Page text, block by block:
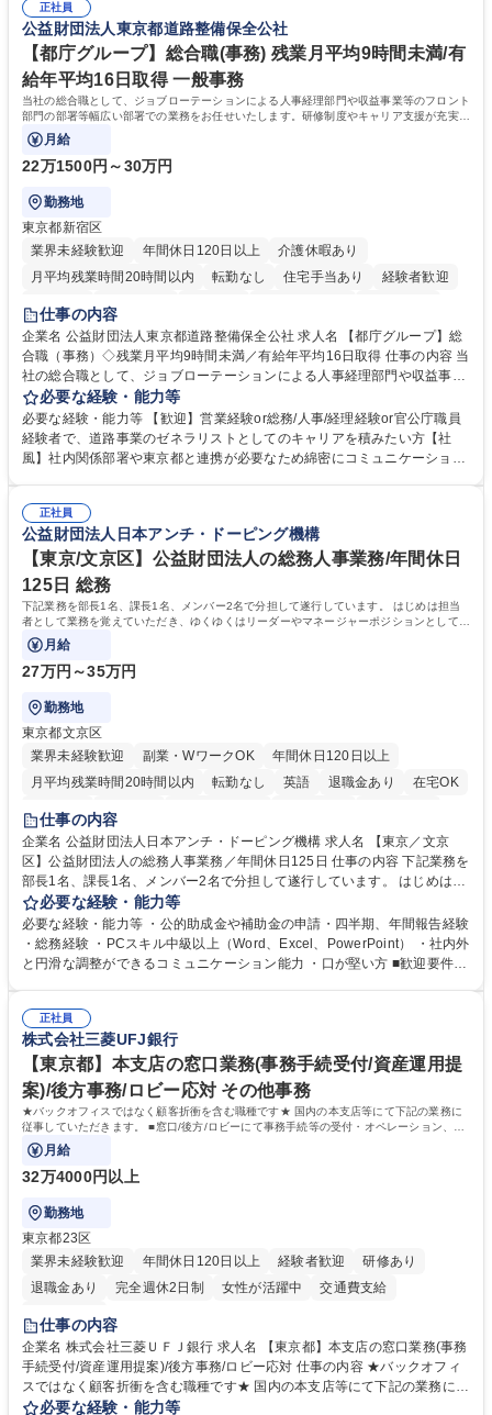
幅広い業務の体得が可能で、多様なキャリアパスを描くことも可能です。
募集職種 【総務】未経験歓迎◎/リモート可/世界で唯一の事業/福利厚生◎/
再雇用有
対処できる・新しいことに興味関心がある 【魅力】■自己啓発支援：資格
取得や通信教育など費用の80%（年間25万円まで）を補助 ■住宅手当：家
賃の50%（月額7万円まで）を補助 学歴・資格 学歴：大学院 大学 語学
力： 資格：
正社員
公益財団法人東京都道路整備保全公社
【都庁グループ】総合職(事務) 残業月平均9時間未満/有
給年平均16日取得 一般事務
当社の総合職として、ジョブローテーションによる人事経理部門や収益事業等のフロント
部門の部署等幅広い部署での業務をお任せいたします。研修制度やキャリア支援が充実し
ております！ ※下記業務詳細
月給
22万1500円～30万円
勤務地
東京都新宿区
業界未経験歓迎
年間休日120日以上
介護休暇あり
月平均残業時間20時間以内
転勤なし 住宅手当あり
経験者歓迎
研修あり
退職金あり
駅近5分以内
資格取得手当あり 食事補助あり
仕事の内容
企業名 公益財団法人東京都道路整備保全公社 求人名 【都庁グループ】総
合職（事務）◇残業月平均9時間未満／有給年平均16日取得 仕事の内容 当
社の総合職として、ジョブローテーションによる人事経理部門や収益事業
等のフロント部門の部署等幅広い部署での業務をお任せいたします。研修
制度やキャリア支援が充実しております！ ※下記業務詳細 【業務詳細】■
管理部門：広報、人事、経理など当公社の運営に係る管理業務 ■収益部
門：駐車場の新規開拓、管理運営、新宿駅西口広場の「イベントコーナ
道路施設や道路工事現場の見学ツアー事業 ※入社後は上記いずれかの部門
へ配属。※業務内容変更の範囲：会社の定める業務 募集職種 【都庁グル
ープ】総合職（事務）◇残業月平均9時間未満／有給年平均16日取得
必要な経験・能力等
必要な経験・能力等 【歓迎】営業経験or総務/人事/経理経験or官公庁職員
経験者で、道路事業のゼネラリストとしてのキャリアを積みたい方【社
風】社内関係部署や東京都と連携が必要なため綿密にコミュニケーション
部門など多岐に渡る業務を経験できます。 ■様々なプロジェクト：駐車場
事業の他、新宿駅西口広場内に設置された照明を兼ねた広告「ブライトサ
イン」の管理運営を行うなど、事業収益を生み出す活動を積極的に行って
います。 学歴・資格 学歴：大学院 大学 高専 短大 専修学校 高校 語学力：
資格：
正社員
公益財団法人日本アンチ・ドーピング機構
【東京/文京区】公益財団法人の総務人事業務/年間休日
125日 総務
下記業務を部長1名、課長1名、メンバー2名で分担して遂行しています。 はじめは担当
者として業務を覚えていただき、ゆくゆくはリーダーやマネージャーポジションとして活
躍いただくことを期待しています。
月給
27万円～35万円
勤務地
東京都文京区
業界未経験歓迎
副業・WワークOK
年間休日120日以上
月平均残業時間20時間以内
転勤なし 英語 退職金あり
在宅OK
賞与あり
育休あり
食事補助あり
仕事の内容
企業名 公益財団法人日本アンチ・ドーピング機構 求人名 【東京／文京
区】公益財団法人の総務人事業務／年間休日125日 仕事の内容 下記業務を
部長1名、課長1名、メンバー2名で分担して遂行しています。 はじめは担
当者として業務を覚えていただき、ゆくゆくはリーダーやマネージャーポ
ジションとして活躍いただくことを期待しています。 【総務・人事グルー
プの業務内容】 ・人事制度関連 ・採用活動 ・教育研修の企画、実行 ・勤
怠管理 ・官公庁への各種提出 ・法定の会議運営（評議員会、理事会） ・
管理 ・福利厚生関連 ・職員からの問合せ、相談対応 ・その他日常の総務
業務全般 募集職種 【東京／文京区】公益財団法人の総務人事業務／年間
休日125日
必要な経験・能力等
必要な経験・能力等 ・公的助成金や補助金の申請・四半期、年間報告経験
・総務経験 ・PCスキル中級以上（Word、Excel、PowerPoint） ・社内外
と円滑な調整ができるコミュニケーション能力 ・口が堅い方 ■歓迎要件
正社員
株式会社三菱UFJ銀行
【東京都】本支店の窓口業務(事務手続受付/資産運用提
案)/後方事務/ロビー応対 その他事務
★バックオフィスではなく顧客折衝を含む職種です★ 国内の本支店等にて下記の業務に
従事していただきます。 ■窓口/後方/ロビーにて事務手続等の受付・オペレーション、お
客様対応
月給
32万4000円以上
勤務地
東京都23区
業界未経験歓迎
年間休日120日以上 経験者歓迎
研修あり
退職金あり
完全週休2日制 女性が活躍中
交通費支給
土日祝休み
仕事の内容
企業名 株式会社三菱ＵＦＪ銀行 求人名 【東京都】本支店の窓口業務(事務
手続受付/資産運用提案)/後方事務/ロビー応対 仕事の内容 ★バックオフィ
スではなく顧客折衝を含む職種です★ 国内の本支店等にて下記の業務に従
事していただきます。 ■窓口/後方/ロビーにて事務手続等の受付・オペレ
必要な経験・能力等